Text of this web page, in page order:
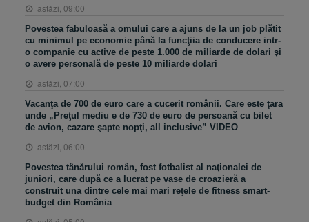
astăzi, 09:00
Povestea fabuloasă a omului care a ajuns de la un job plătit
cu minimul pe economie până la funcţiia de conducere intr-
o companie cu active de peste 1.000 de miliarde de dolari şi
o avere personală de peste 10 miliarde dolari
astăzi, 07:00
Vacanţa de 700 de euro care a cucerit românii. Care este ţara
unde „Preţul mediu e de 730 de euro de persoană cu bilet
de avion, cazare şapte nopţi, all inclusive” VIDEO
astăzi, 06:00
Povestea tânărului român, fost fotbalist al naţionalei de
juniori, care după ce a lucrat pe vase de croazieră a
construit una dintre cele mai mari reţele de fitness smart-
budget din România